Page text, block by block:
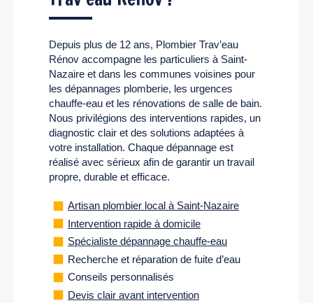
Depuis plus de 12 ans, Plombier Trav’eau
Rénov accompagne les particuliers à Saint-
Nazaire et dans les communes voisines pour
les dépannages plomberie, les urgences
chauffe-eau et les rénovations de salle de bain.
Nous privilégions des interventions rapides, un
diagnostic clair et des solutions adaptées à
votre installation. Chaque dépannage est
réalisé avec sérieux afin de garantir un travail
propre, durable et efficace.
Artisan plombier local à Saint-Nazaire
Intervention rapide à domicile
Spécialiste dépannage chauffe-eau
Recherche et réparation de fuite d’eau
Conseils personnalisés
Devis clair avant intervention